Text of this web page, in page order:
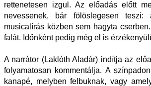
rettenetesen izgul. Az előadás előtt
nevessenek, bár fölöslegesen
musicalírás közben sem hagyta
falát. Időnként pedig még el is
A narrátor (Laklóth Aladár) indítja az
folyamatosan kommentálja. A
kanapé, melyben felbuknak, vagy